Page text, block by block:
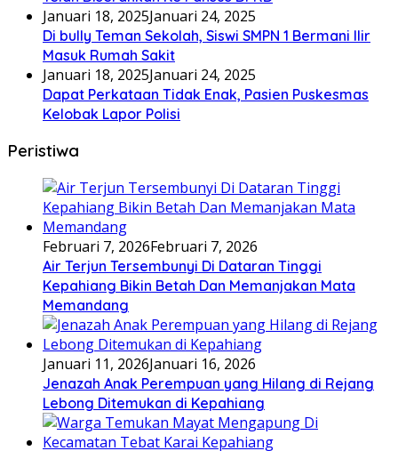
Januari 18, 2025Januari 24, 2025
Di bully Teman Sekolah, Siswi SMPN 1 Bermani Ilir
Masuk Rumah Sakit
Januari 18, 2025Januari 24, 2025
Dapat Perkataan Tidak Enak, Pasien Puskesmas
Kelobak Lapor Polisi
Peristiwa
Februari 7, 2026Februari 7, 2026
Air Terjun Tersembunyi Di Dataran Tinggi
Kepahiang Bikin Betah Dan Memanjakan Mata
Memandang
Januari 11, 2026Januari 16, 2026
Jenazah Anak Perempuan yang Hilang di Rejang
Lebong Ditemukan di Kepahiang